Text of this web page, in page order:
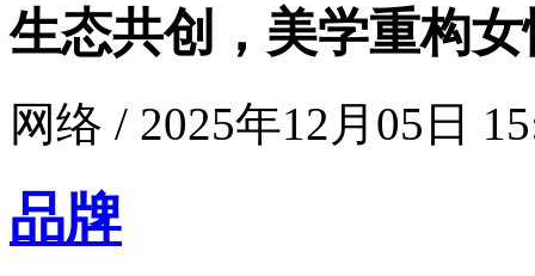
生态共创，美学重构
网络 / 2025年12月05日
品牌